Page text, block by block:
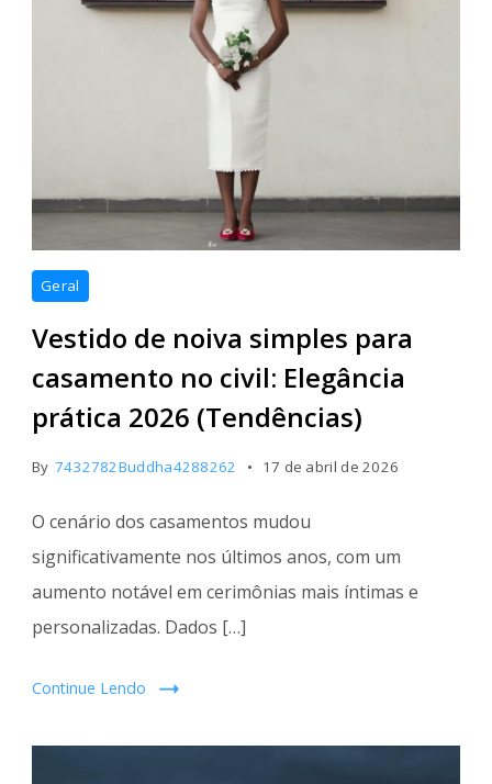
Geral
Vestido de noiva simples para
casamento no civil: Elegância
prática 2026 (Tendências)
By 7432782Buddha4288262 17 de abril de 2026
O cenário dos casamentos mudou
significativamente nos últimos anos, com um
aumento notável em cerimônias mais íntimas e
personalizadas. Dados […]
Continue Lendo